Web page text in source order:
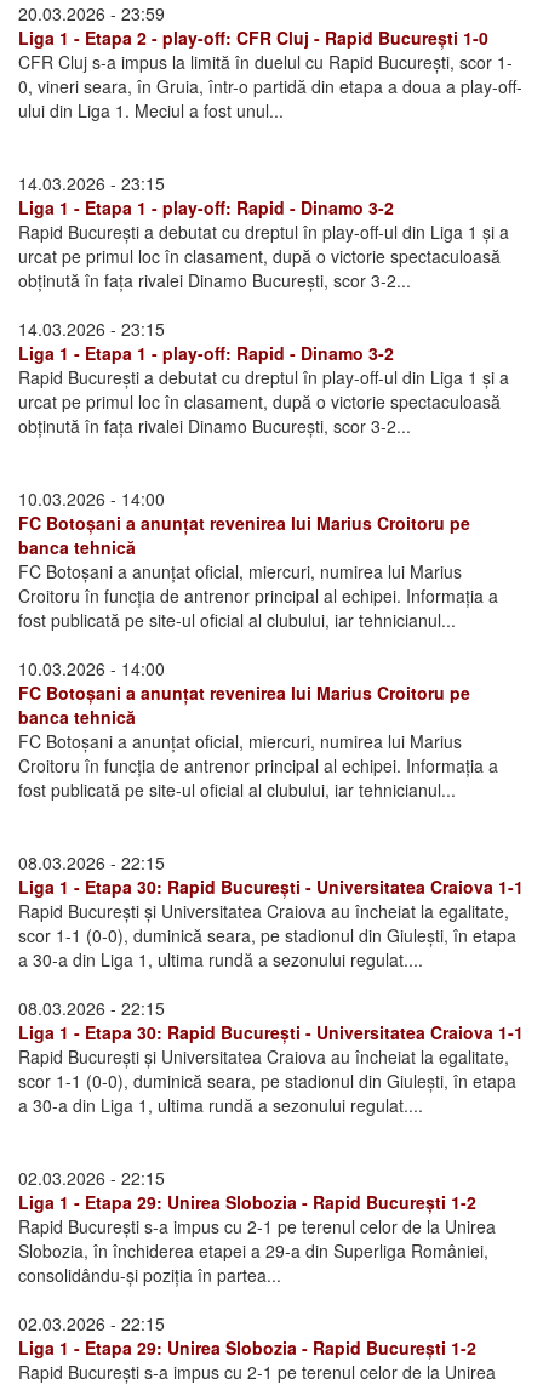
20.03.2026 - 23:59
Liga 1 - Etapa 2 - play-off: CFR Cluj - Rapid București 1-0
CFR Cluj s-a impus la limită în duelul cu Rapid București, scor 1-
0, vineri seara, în Gruia, într-o partidă din etapa a doua a play-off-
ului din Liga 1. Meciul a fost unul...
14.03.2026 - 23:15
Liga 1 - Etapa 1 - play-off: Rapid - Dinamo 3-2
Rapid București a debutat cu dreptul în play-off-ul din Liga 1 și a
urcat pe primul loc în clasament, după o victorie spectaculoasă
obținută în fața rivalei Dinamo București, scor 3-2...
14.03.2026 - 23:15
Liga 1 - Etapa 1 - play-off: Rapid - Dinamo 3-2
Rapid București a debutat cu dreptul în play-off-ul din Liga 1 și a
urcat pe primul loc în clasament, după o victorie spectaculoasă
obținută în fața rivalei Dinamo București, scor 3-2...
10.03.2026 - 14:00
FC Botoșani a anunțat revenirea lui Marius Croitoru pe
banca tehnică
FC Botoșani a anunțat oficial, miercuri, numirea lui Marius
Croitoru în funcția de antrenor principal al echipei. Informația a
fost publicată pe site-ul oficial al clubului, iar tehnicianul...
10.03.2026 - 14:00
FC Botoșani a anunțat revenirea lui Marius Croitoru pe
banca tehnică
FC Botoșani a anunțat oficial, miercuri, numirea lui Marius
Croitoru în funcția de antrenor principal al echipei. Informația a
fost publicată pe site-ul oficial al clubului, iar tehnicianul...
08.03.2026 - 22:15
Liga 1 - Etapa 30: Rapid București - Universitatea Craiova 1-1
Rapid București și Universitatea Craiova au încheiat la egalitate,
scor 1-1 (0-0), duminică seara, pe stadionul din Giulești, în etapa
a 30-a din Liga 1, ultima rundă a sezonului regulat....
08.03.2026 - 22:15
Liga 1 - Etapa 30: Rapid București - Universitatea Craiova 1-1
Rapid București și Universitatea Craiova au încheiat la egalitate,
scor 1-1 (0-0), duminică seara, pe stadionul din Giulești, în etapa
a 30-a din Liga 1, ultima rundă a sezonului regulat....
02.03.2026 - 22:15
Liga 1 - Etapa 29: Unirea Slobozia - Rapid București 1-2
Rapid București s-a impus cu 2-1 pe terenul celor de la Unirea
Slobozia, în închiderea etapei a 29-a din Superliga României,
consolidându-și poziția în partea...
02.03.2026 - 22:15
Liga 1 - Etapa 29: Unirea Slobozia - Rapid București 1-2
Rapid București s-a impus cu 2-1 pe terenul celor de la Unirea